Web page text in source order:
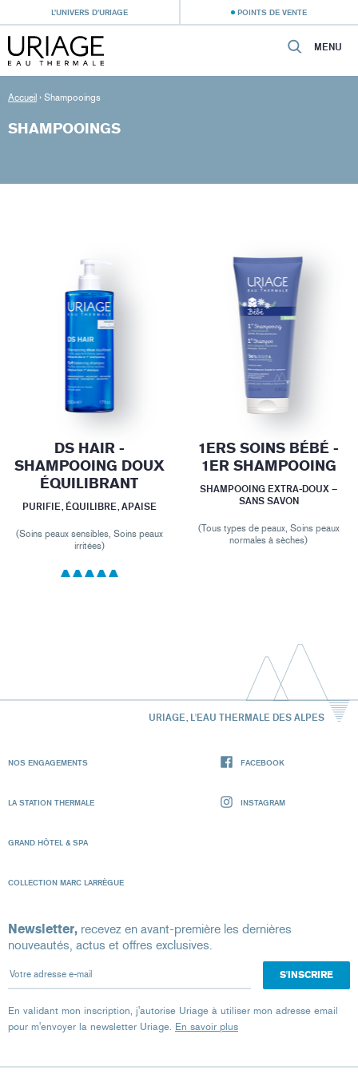
L’UNIVERS D’URIAGE POINTS DE VENTE
MENU
Accueil › Shampooings
SHAMPOOINGS
DS HAIR -
SHAMPOOING DOUX
ÉQUILIBRANT
PURIFIE, ÉQUILIBRE, APAISE
(Soins peaux sensibles, Soins peaux
irritées)
1ERS SOINS BÉBÉ -
1ER SHAMPOOING
SHAMPOOING EXTRA-DOUX –
SANS SAVON
(Tous types de peaux, Soins peaux
normales à sèches)
URIAGE, L'EAU THERMALE DES ALPES
NOS ENGAGEMENTS
LA STATION THERMALE
GRAND HÔTEL & SPA
COLLECTION MARC LARRÈGUE
FACEBOOK
INSTAGRAM
Newsletter, recevez en avant-première les dernières
nouveautés, actus et offres exclusives.
Votre adresse e-mail
En validant mon inscription, j'autorise Uriage à utiliser mon adresse email
pour m'envoyer la newsletter Uriage. En savoir plus